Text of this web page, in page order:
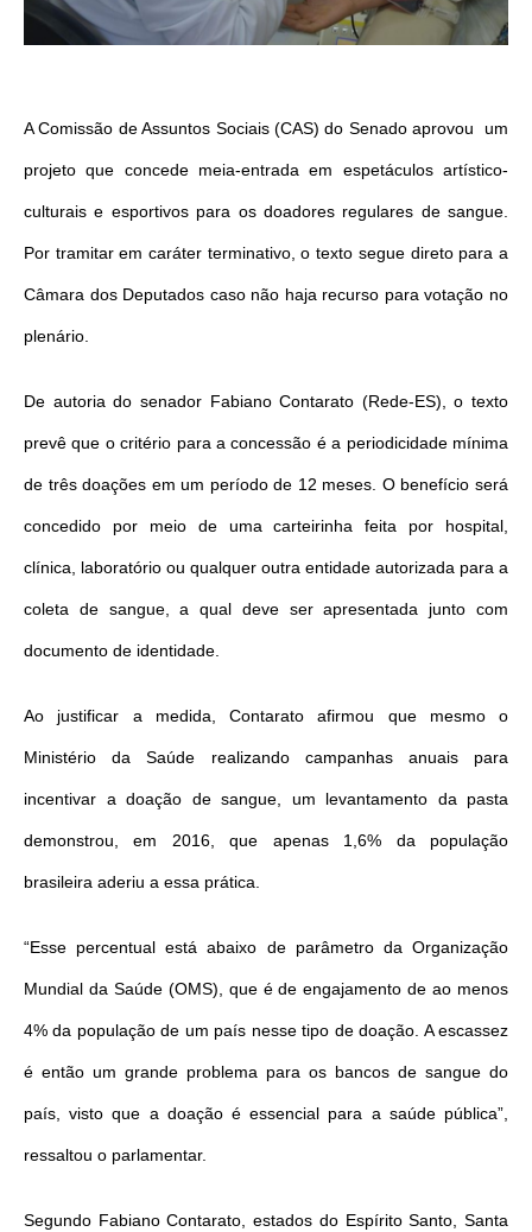
A Comissão de Assuntos Sociais (CAS) do Senado aprovou um
projeto que concede meia-entrada em espetáculos artístico-
culturais e esportivos para os doadores regulares de sangue.
Por tramitar em caráter terminativo, o texto segue direto para a
Câmara dos Deputados caso não haja recurso para votação no
plenário.
De autoria do senador Fabiano Contarato (Rede-ES), o texto
prevê que o critério para a concessão é a periodicidade mínima
de três doações em um período de 12 meses. O benefício será
concedido por meio de uma carteirinha feita por hospital,
clínica, laboratório ou qualquer outra entidade autorizada para a
coleta de sangue, a qual deve ser apresentada junto com
documento de identidade.
Ao justificar a medida, Contarato afirmou que mesmo o
Ministério da Saúde realizando campanhas anuais para
incentivar a doação de sangue, um levantamento da pasta
demonstrou, em 2016, que apenas 1,6% da população
brasileira aderiu a essa prática.
“Esse percentual está abaixo de parâmetro da Organização
Mundial da Saúde (OMS), que é de engajamento de ao menos
4% da população de um país nesse tipo de doação. A escassez
é então um grande problema para os bancos de sangue do
país, visto que a doação é essencial para a saúde pública”,
ressaltou o parlamentar.
Segundo Fabiano Contarato, estados do Espírito Santo, Santa